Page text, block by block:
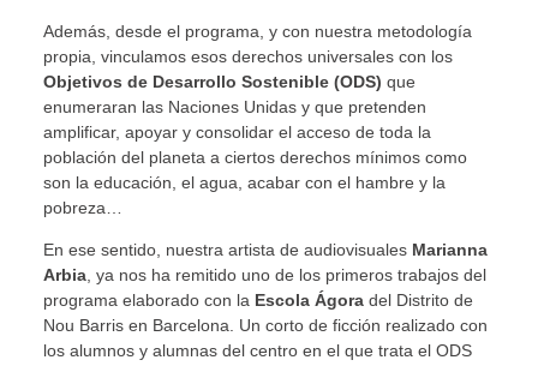
Además, desde el programa, y con nuestra metodología
propia, vinculamos esos derechos universales con los
Objetivos de Desarrollo Sostenible (ODS) que
enumeraran las Naciones Unidas y que pretenden
amplificar, apoyar y consolidar el acceso de toda la
población del planeta a ciertos derechos mínimos como
son la educación, el agua, acabar con el hambre y la
pobreza…
En ese sentido, nuestra artista de audiovisuales Marianna
Arbia, ya nos ha remitido uno de los primeros trabajos del
programa elaborado con la Escola Ágoradel Distrito de
Nou Barris en Barcelona. Un corto de ficción realizado con
los alumnos y alumnas del centro en el que trata el ODS